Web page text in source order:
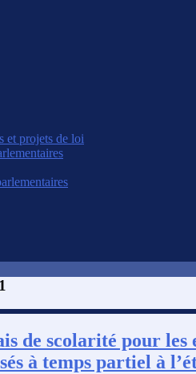
et projets de loi
de scolarité pour les
à temps partiel à